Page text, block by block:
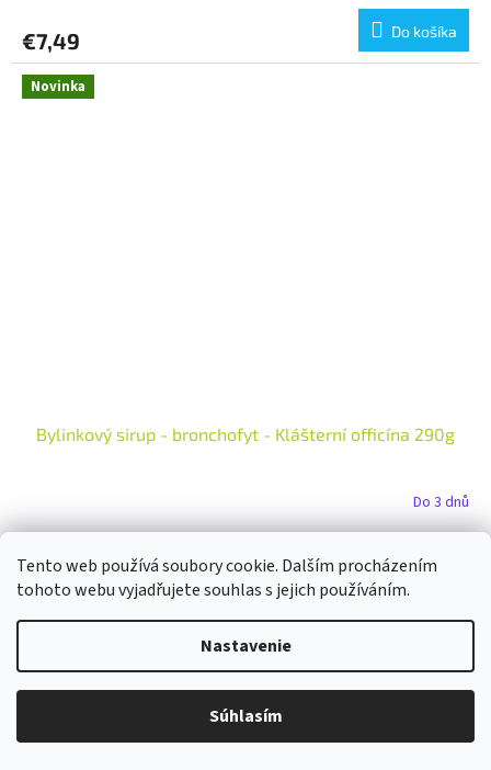
Tento web používá soubory cookie. Dalším procházením
tohoto webu vyjadřujete souhlas s jejich používáním.
Nastavenie
Súhlasím
€7,49 Do košíka
Novinka
Bylinkový sirup - bronchofyt - Klášterní officína 290g
Do 3 dnů
€7,08 Do košíka